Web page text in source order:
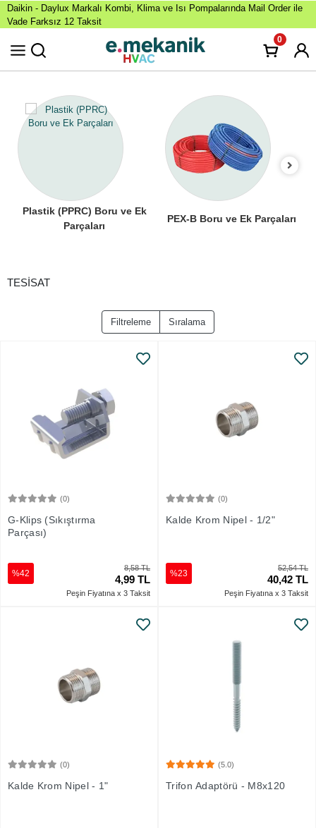
Daikin - Daylux Markalı Kombi, Klima ve Isı Pompalarında Mail Order ile
Vade Farksız 12 Taksit
0
Plastik (PPRC) Boru ve Ek
Parçaları
PEX-B Boru ve Ek Parçaları
TESİSAT
Filtreleme Sıralama
(0)
G-Klips (Sıkıştırma
Parçası)
8,58 TL
4,99 TL
%42
Peşin Fiyatına x 3 Taksit
(0)
Kalde Krom Nipel - 1/2"
52,54 TL
40,42 TL
%23
Peşin Fiyatına x 3 Taksit
(0)
Kalde Krom Nipel - 1"
(5.0)
Trifon Adaptörü - M8x120